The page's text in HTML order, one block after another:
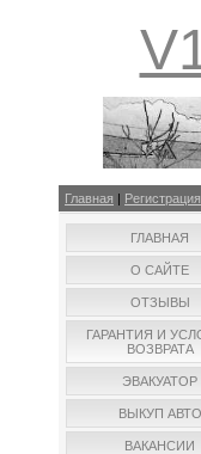
Главная | Регистрация
ГЛАВНАЯ
О САЙТЕ
ОТЗЫВЫ
ГАРАНТИЯ И
ВОЗВРАТА
ЭВАКУАТОР
ВЫКУП АВТО
ВАКАНСИИ